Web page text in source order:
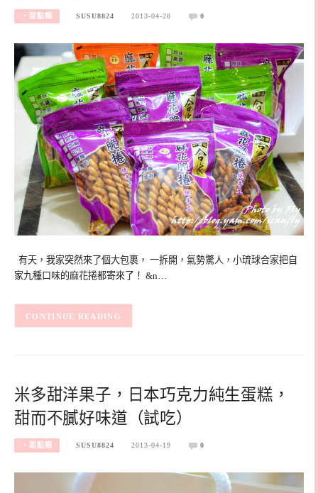
‧甜點類 SUSU8824 2013-04-28 0
有天，我家突然來了個大包裹， 一拆開，氣勢驚人，小琉球合家把自
家九種口味的麻花捲都寄來了！ &n…
CONTINUE READING
米多甜洋果子，日本巧克力純生蛋糕，
甜而不膩好味道（試吃）
‧甜點類 SUSU8824 2013-04-19 0